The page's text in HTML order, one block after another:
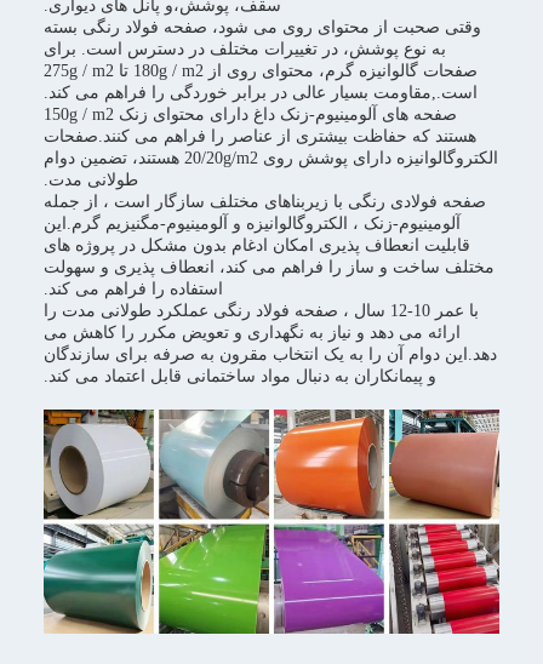
سقف، پوشش،و پانل های دیواری.
وقتی صحبت از محتوای روی می شود، صفحه فولاد رنگی بسته
به نوع پوشش، در تغییرات مختلف در دسترس است. برای
صفحات گالوانیزه گرم، محتوای روی از 180g / m2 تا 275g / m2
است.,مقاومت بسیار عالی در برابر خوردگی را فراهم می کند.
صفحه های آلومینیوم-زنک داغ دارای محتوای زنک 150g / m2
هستند که حفاظت بیشتری از عناصر را فراهم می کنند.صفحات
الکتروگالوانیزه دارای پوشش روی 20/20g/m2 هستند، تضمین دوام
طولانی مدت.
صفحه فولادی رنگی با زیربناهای مختلف سازگار است ، از جمله
آلومینیوم-زنک ، الکتروگالوانیزه و آلومینیوم-مگنیزیم گرم.این
قابلیت انعطاف پذیری امکان ادغام بدون مشکل در پروژه های
مختلف ساخت و ساز را فراهم می کند، انعطاف پذیری و سهولت
استفاده را فراهم می کند.
با عمر 10-12 سال ، صفحه فولاد رنگی عملکرد طولانی مدت را
ارائه می دهد و نیاز به نگهداری و تعویض مکرر را کاهش می
دهد.این دوام آن را به یک انتخاب مقرون به صرفه برای سازندگان
و پیمانکاران به دنبال مواد ساختمانی قابل اعتماد می کند.